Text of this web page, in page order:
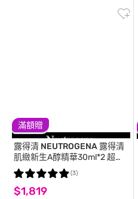
滿額贈
露得清 NEUTROGENA 露得清
肌緻新生A醇精華30ml*2 超值
二入組 (全新升級配方/官方直
營)
$1,819
(3)